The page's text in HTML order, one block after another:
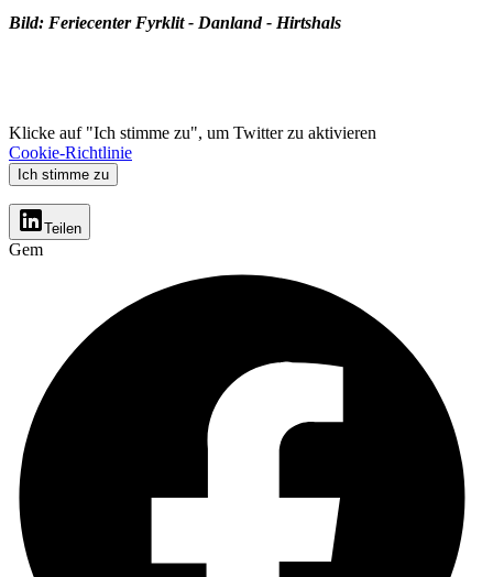
Bild: Feriecenter Fyrklit - Danland - Hirtshals
Klicke auf "Ich stimme zu", um Twitter zu aktivieren
Cookie-Richtlinie
Ich stimme zu
Teilen
Gem